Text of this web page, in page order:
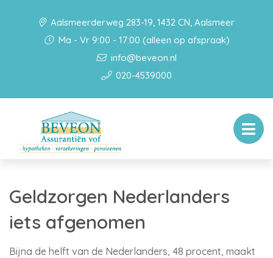
Aalsmeerderweg 283-19, 1432 CN, Aalsmeer
Ma - Vr 9:00 - 17:00 (alleen op afspraak)
info@beveon.nl
020-4539000
Geldzorgen Nederlanders
iets afgenomen
Bijna de helft van de Nederlanders, 48 procent, maakt